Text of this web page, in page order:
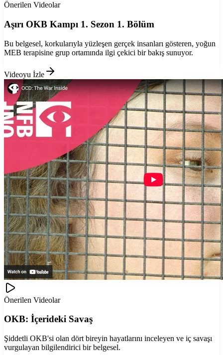
Önerilen Videolar
Aşırı OKB Kampı 1. Sezon 1. Bölüm
Bu belgesel, korkularıyla yüzleşen gerçek insanları gösteren, yoğun
MEB terapisine grup ortamında ilgi çekici bir bakış sunuyor.
Videoyu İzle
Önerilen Videolar
OKB: İçerideki Savaş
Şiddetli OKB'si olan dört bireyin hayatlarını inceleyen ve iç savaşı
vurgulayan bilgilendirici bir belgesel.